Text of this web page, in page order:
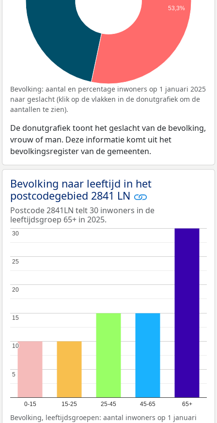
53,3%
Bevolking: aantal en percentage inwoners op 1 januari 2025
naar geslacht (klik op de vlakken in de donutgrafiek om de
aantallen te zien).
De donutgrafiek toont het geslacht van de bevolking,
vrouw of man. Deze informatie komt uit het
bevolkingsregister van de gemeenten.
Bevolking naar leeftijd in het
postcodegebied 2841 LN
Postcode 2841LN telt 30 inwoners in de
leeftijdsgroep 65+ in 2025.
0-15 15-25 25-45 45-65 65+
5
5
10
10
15
15
20
20
25
25
30
30
Bevolking, leeftijdsgroepen: aantal inwoners op 1 januari